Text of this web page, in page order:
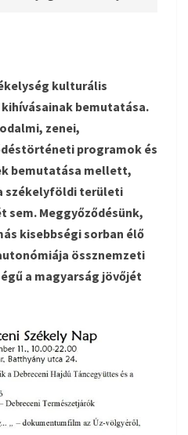
kulturális
bemutatása.
zenei,
programok és
bemutatása mellett,
székelyföldi területi
sem. Meggyőződésünk,
kisebbségi sorban élő
össznemzeti
a magyarság jövőjét